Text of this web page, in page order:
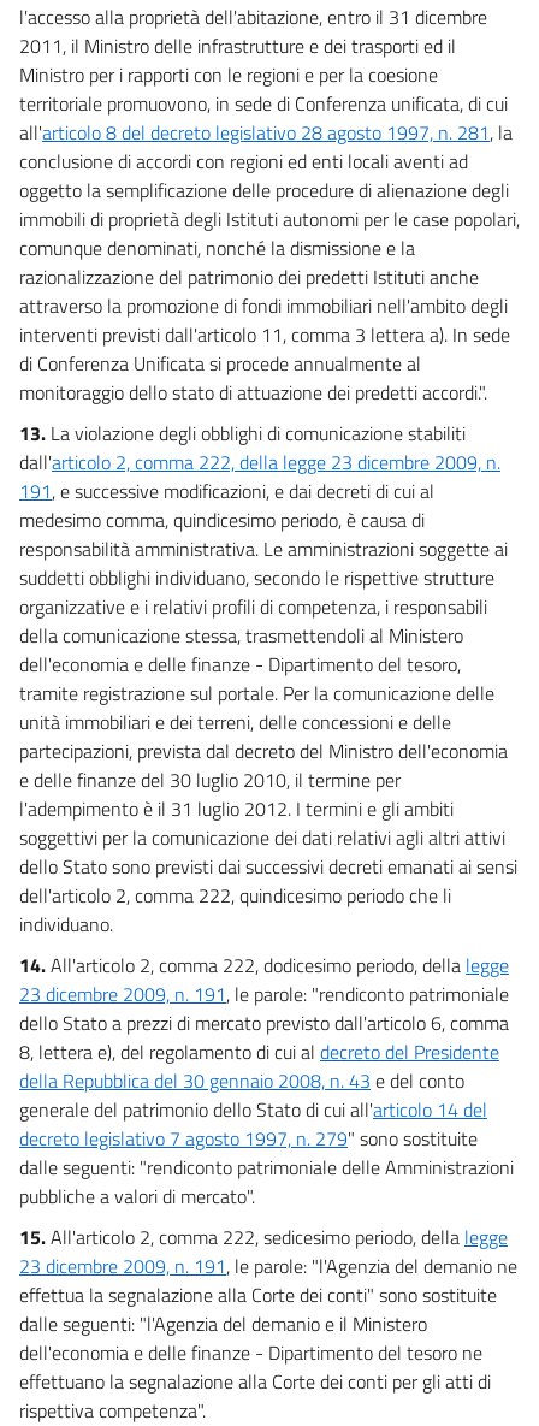
l'accesso alla proprietà dell'abitazione, entro il 31 dicembre
2011, il Ministro delle infrastrutture e dei trasporti ed il
Ministro per i rapporti con le regioni e per la coesione
territoriale promuovono, in sede di Conferenza unificata, di cui
all'articolo 8 del decreto legislativo 28 agosto 1997, n. 281, la
conclusione di accordi con regioni ed enti locali aventi ad
oggetto la semplificazione delle procedure di alienazione degli
immobili di proprietà degli Istituti autonomi per le case popolari,
comunque denominati, nonché la dismissione e la
razionalizzazione del patrimonio dei predetti Istituti anche
attraverso la promozione di fondi immobiliari nell'ambito degli
interventi previsti dall'articolo 11, comma 3 lettera a). In sede
di Conferenza Unificata si procede annualmente al
monitoraggio dello stato di attuazione dei predetti accordi.".
13. La violazione degli obblighi di comunicazione stabiliti
dall'articolo 2, comma 222, della legge 23 dicembre 2009, n.
191, e successive modificazioni, e dai decreti di cui al
medesimo comma, quindicesimo periodo, è causa di
responsabilità amministrativa. Le amministrazioni soggette ai
suddetti obblighi individuano, secondo le rispettive strutture
organizzative e i relativi profili di competenza, i responsabili
della comunicazione stessa, trasmettendoli al Ministero
dell'economia e delle finanze - Dipartimento del tesoro,
tramite registrazione sul portale. Per la comunicazione delle
unità immobiliari e dei terreni, delle concessioni e delle
partecipazioni, prevista dal decreto del Ministro dell'economia
e delle finanze del 30 luglio 2010, il termine per
l'adempimento è il 31 luglio 2012. I termini e gli ambiti
soggettivi per la comunicazione dei dati relativi agli altri attivi
dello Stato sono previsti dai successivi decreti emanati ai sensi
dell'articolo 2, comma 222, quindicesimo periodo che li
individuano.
14.All'articolo 2, comma 222, dodicesimo periodo, della legge
23 dicembre 2009, n. 191, le parole: "rendiconto patrimoniale
dello Stato a prezzi di mercato previsto dall'articolo 6, comma
8, lettera e), del regolamento di cui al decreto del Presidente
della Repubblica del 30 gennaio 2008, n. 43 e del conto
generale del patrimonio dello Stato di cui all'articolo 14 del
decreto legislativo 7 agosto 1997, n. 279" sono sostituite
dalle seguenti: "rendiconto patrimoniale delle Amministrazioni
pubbliche a valori di mercato".
15.All'articolo 2, comma 222, sedicesimo periodo, della legge
23 dicembre 2009, n. 191, le parole: "l'Agenzia del demanio ne
effettua la segnalazione alla Corte dei conti" sono sostituite
dalle seguenti: "l'Agenzia del demanio e il Ministero
dell'economia e delle finanze - Dipartimento del tesoro ne
effettuano la segnalazione alla Corte dei conti per gli atti di
rispettiva competenza".